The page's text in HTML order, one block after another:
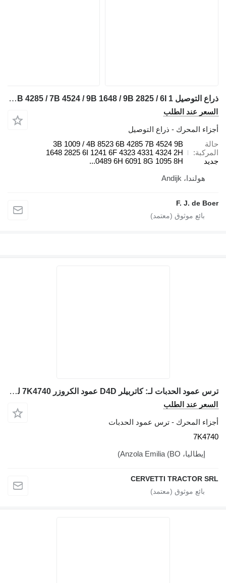
ذراع التوصيل Caterpillar 3B 1009 / 4B 8523 / 6B 4285 / 7B 4524 / 9B 1648 / 9B 2825 / 6I 1 لـ بلدوزر Caterpillar 910 / 920 / 922 / 930 / 943 / 950 / 953 / 966 / 972 / 988 / D2 / D3 / D4 / D5 / D6 / D7 / D8 / D9 / RD8 / 213 / 214 / 215 / 224 / 225 / 235 / 316 / 320 / 322 / 325 / 330 / 345 / 814 / 815 / 816 / 950 / 972
السعر عند الطلب
أجزاء المحرك - ذراع التوصيل
حالة
المركبة
جديد
3B 1009 / 4B 8523 6B 4285 7B 4524 9B
1648 2825 6I 1241 6F 4323 4331 4324 2H
0489 6H 6091 8G 1095 8H...
هولندا، Andijk
F. J. de Boer
ترس عمود الحدبات لـ: كاتربيلر D4D عمود الكروزر 7K4740 لـ بلدوزر Caterpillar D4D
السعر عند الطلب
أجزاء المحرك - ترس عمود الحدبات
7K4740
إيطاليا، Anzola Emilia (BO)
CERVETTI TRACTOR SRL